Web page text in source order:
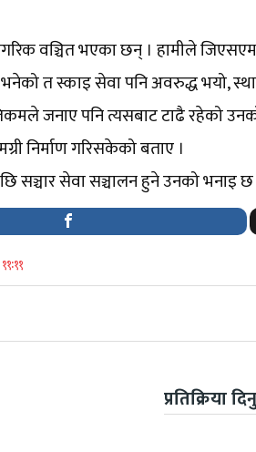
वञ्चित भएका छन् । हामीले
त स्काइ सेवा पनि अवरुद्ध भयो,
जनाए पनि त्यसबाट टाढै रहेको
निर्माण गरिसकेको बताए ।
सञ्चार सेवा सञ्चालन हुने उनको भनाइ
प्रतिक्रिया